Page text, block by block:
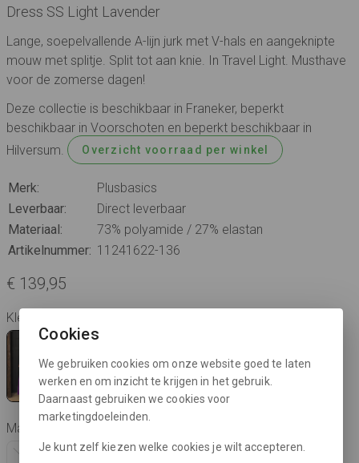
Dress SS Light Lavender
Lange, soepelvallende A-lijn jurk met V-hals en aangeknipte
mouw met splitje. Split tot aan knie. In Travel Light. Musthave
voor de zomerse dagen!
Deze collectie is beschikbaar in Franeker, beperkt
beschikbaar in Voorschoten en beperkt beschikbaar in
Hilversum.
Overzicht voorraad per winkel
Merk:
Plusbasics
Leverbaar:
Direct leverbaar
Materiaal:
73% polyamide / 27% elastan
Artikelnummer: 11241622-136
€ 139,95
Kleur: lavender
Maat:
Cookies
We gebruiken cookies om onze website goed te laten
werken en om inzicht te krijgen in het gebruik.
Daarnaast gebruiken we cookies voor
marketingdoeleinden.
Je kunt zelf kiezen welke cookies je wilt accepteren.